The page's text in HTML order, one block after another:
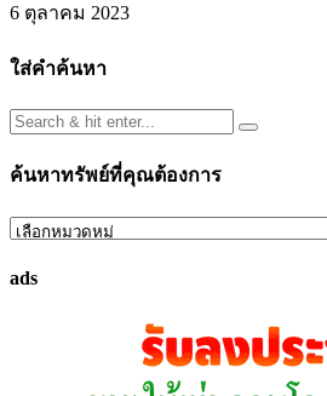
6 ตุลาคม 2023
ใส่คำค้นหา
ค้นหาทรัพย์ที่คุณต้องการ
ค้นหา
ที่
ads